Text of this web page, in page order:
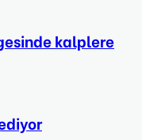
kalplere